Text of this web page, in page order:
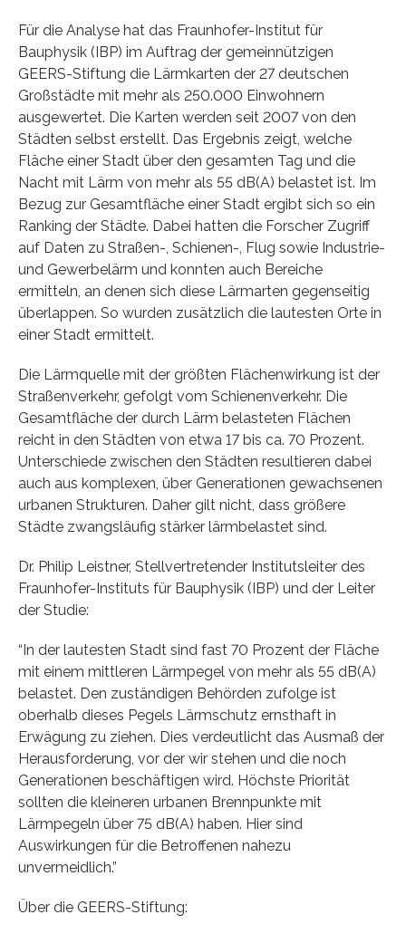
Für die Analyse hat das Fraunhofer-Institut für
Bauphysik (IBP) im Auftrag der gemeinnützigen
GEERS-Stiftung die Lärmkarten der 27 deutschen
Großstädte mit mehr als 250.000 Einwohnern
ausgewertet. Die Karten werden seit 2007 von den
Städten selbst erstellt. Das Ergebnis zeigt, welche
Fläche einer Stadt über den gesamten Tag und die
Nacht mit Lärm von mehr als 55 dB(A) belastet ist. Im
Bezug zur Gesamtfläche einer Stadt ergibt sich so ein
Ranking der Städte. Dabei hatten die Forscher Zugriff
auf Daten zu Straßen-, Schienen-, Flug sowie Industrie-
und Gewerbelärm und konnten auch Bereiche
ermitteln, an denen sich diese Lärmarten gegenseitig
überlappen. So wurden zusätzlich die lautesten Orte in
einer Stadt ermittelt.
Die Lärmquelle mit der größten Flächenwirkung ist der
Straßenverkehr, gefolgt vom Schienenverkehr. Die
Gesamtfläche der durch Lärm belasteten Flächen
reicht in den Städten von etwa 17 bis ca. 70 Prozent.
Unterschiede zwischen den Städten resultieren dabei
auch aus komplexen, über Generationen gewachsenen
urbanen Strukturen. Daher gilt nicht, dass größere
Städte zwangsläufig stärker lärmbelastet sind.
Dr. Philip Leistner, Stellvertretender Institutsleiter des
Fraunhofer-Instituts für Bauphysik (IBP) und der Leiter
der Studie:
“In der lautesten Stadt sind fast 70 Prozent der Fläche
mit einem mittleren Lärmpegel von mehr als 55 dB(A)
belastet. Den zuständigen Behörden zufolge ist
oberhalb dieses Pegels Lärmschutz ernsthaft in
Erwägung zu ziehen. Dies verdeutlicht das Ausmaß der
Herausforderung, vor der wir stehen und die noch
Generationen beschäftigen wird. Höchste Priorität
sollten die kleineren urbanen Brennpunkte mit
Lärmpegeln über 75 dB(A) haben. Hier sind
Auswirkungen für die Betroffenen nahezu
unvermeidlich.”
Über die GEERS-Stiftung: